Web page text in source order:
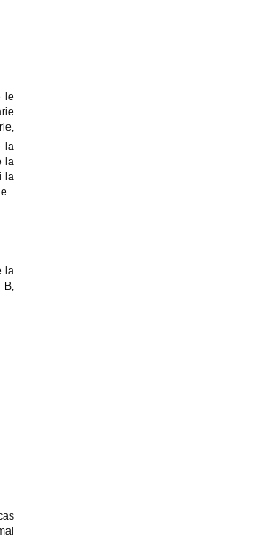
le
la
la
la
la
B,